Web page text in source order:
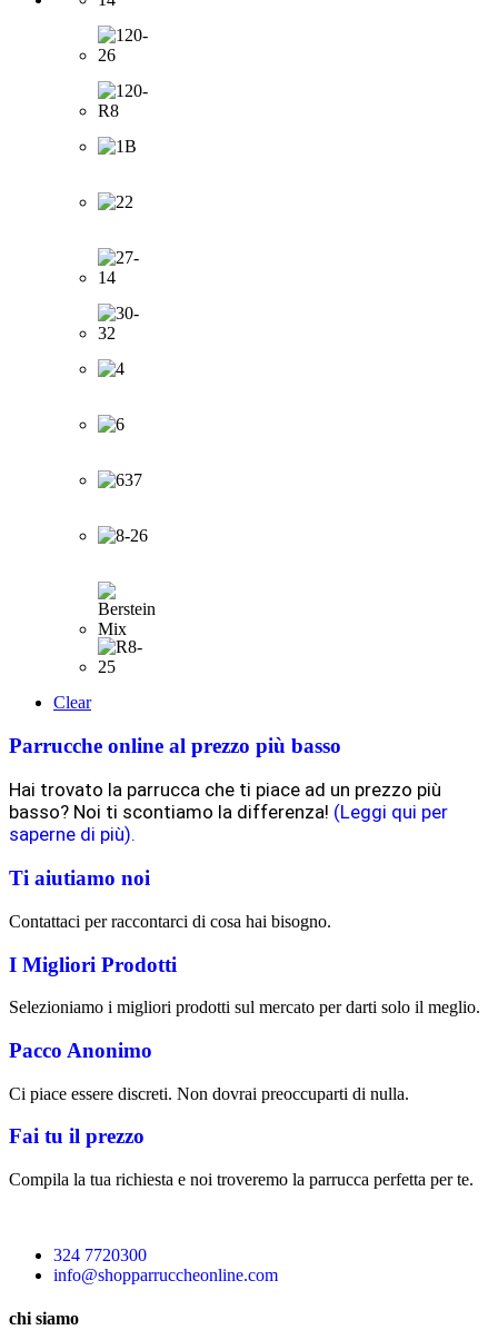
Clear
Parrucche online al prezzo più basso
Hai trovato la parrucca che ti piace ad un prezzo più
basso? Noi ti scontiamo la differenza! (Leggi qui per
saperne di più).
Ti aiutiamo noi
Contattaci per raccontarci di cosa hai bisogno.
I Migliori Prodotti
Selezioniamo i migliori prodotti sul mercato per darti solo il meglio.
Pacco Anonimo
Ci piace essere discreti. Non dovrai preoccuparti di nulla.
Fai tu il prezzo
Compila la tua richiesta e noi troveremo la parrucca perfetta per te.
324 7720300
info@shopparruccheonline.com
chi siamo